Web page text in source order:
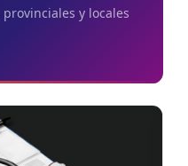
y locales